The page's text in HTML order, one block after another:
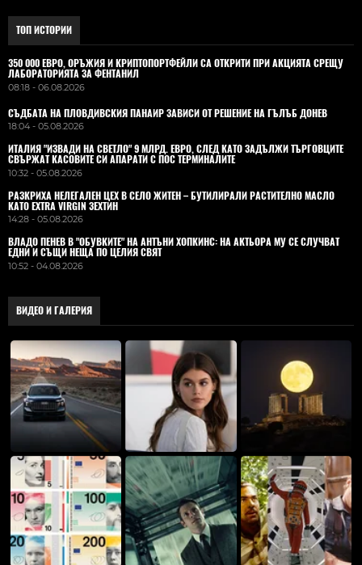
ТОП ИСТОРИИ
350 000 ЕВРО, ОРЪЖИЯ И КРИПТОПОРТФЕЙЛИ СА ОТКРИТИ ПРИ АКЦИЯТА СРЕЩУ
ЛАБОРАТОРИЯТА ЗА ФЕНТАНИЛ
08:18 - 06.08.2026
СЪДБАТА НА ПЛОВДИВСКИЯ ПАНАИР ЗАВИСИ ОТ РЕШЕНИЕ НА ГЪЛЪБ ДОНЕВ
18:04 - 05.08.2026
ИТАЛИЯ "ИЗВАДИ НА СВЕТЛО" 9 МЛРД. ЕВРО, СЛЕД КАТО ЗАДЪЛЖИ ТЪРГОВЦИТЕ
СВЪРЖАТ КАСОВИТЕ СИ АПАРАТИ С ПОС ТЕРМИНАЛИТЕ
10:32 - 05.08.2026
РАЗКРИХА НЕЛЕГАЛЕН ЦЕХ В СЕЛО ЖИТЕН – БУТИЛИРАЛИ РАСТИТЕЛНО МАСЛО
КАТО EXTRA VIRGIN ЗЕХТИН
14:28 - 05.08.2026
ВЛАДO ПЕНЕВ В "ОБУВКИТЕ" НА АНТЪНИ ХОПКИНС: НА АКТЬОРА МУ СЕ СЛУЧВАТ
ЕДНИ И СЪЩИ НЕЩА ПО ЦЕЛИЯ СВЯТ
10:52 - 04.08.2026
ВИДЕО И ГАЛЕРИЯ